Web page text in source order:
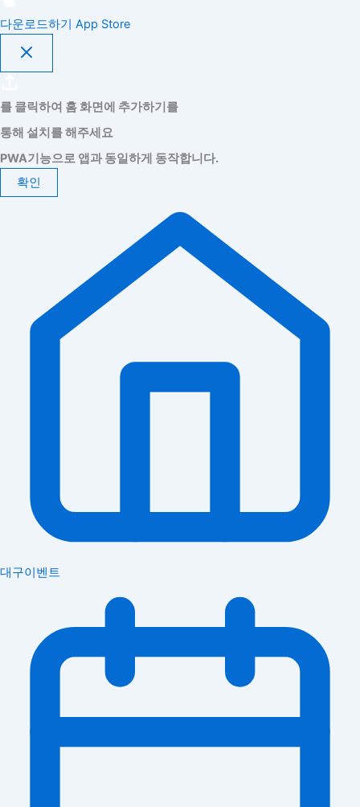
다운로드하기 App Store
를 클릭하여 홈 화면에 추가하기를
통해 설치를 해주세요
PWA기능으로 앱과 동일하게 동작합니다.
확인
대구이벤트